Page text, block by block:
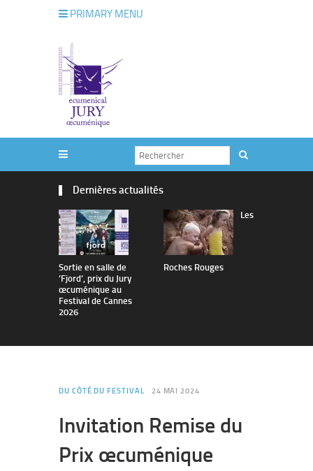
PRIMARY MENU
Dernières actualités
Sortie en salle de
’Fjord’, prix du Jury
œcuménique au
Festival de Cannes
2026
Les
Roches Rouges
DU CÔTÉ DU FESTIVAL 24 MAI 2024
Invitation Remise du
Prix œcuménique